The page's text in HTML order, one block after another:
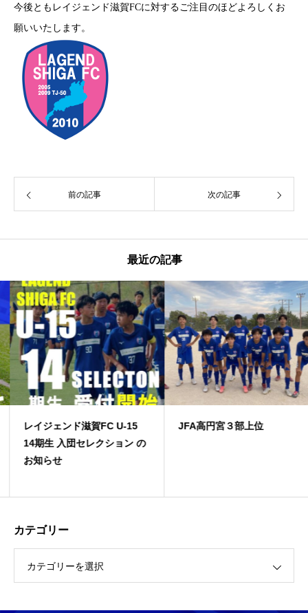
今後ともレイジェンド滋賀FCに対するご注目のほどよろしくお
願いいたします。
前の記事 次の記事
最近の記事
レイジェンド滋賀FC U-15
14期生 入団セレクション の
お知らせ
JFA高円宮３部上位
カテゴリー
カテゴリーを選択